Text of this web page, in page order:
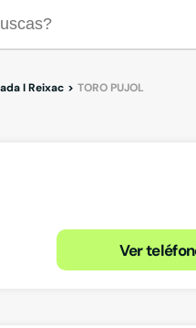
I Reixac TORO PUJOL
Ver